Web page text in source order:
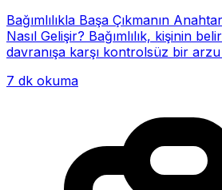
Bağımlılıkla Başa Çıkmanın
Nasıl Gelişir? Bağımlılık, kişinin
davranışa karşı kontrolsüz bir
7 dk okuma